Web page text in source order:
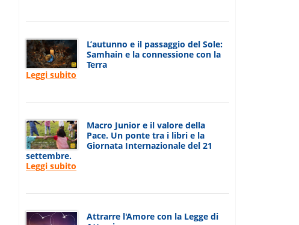
L’autunno e il passaggio del Sole:
Samhain e la connessione con la
Terra
Leggi subito
Macro Junior e il valore della
Pace. Un ponte tra i libri e la
Giornata Internazionale del 21
settembre.
Leggi subito
Attrarre l'Amore con la Legge di